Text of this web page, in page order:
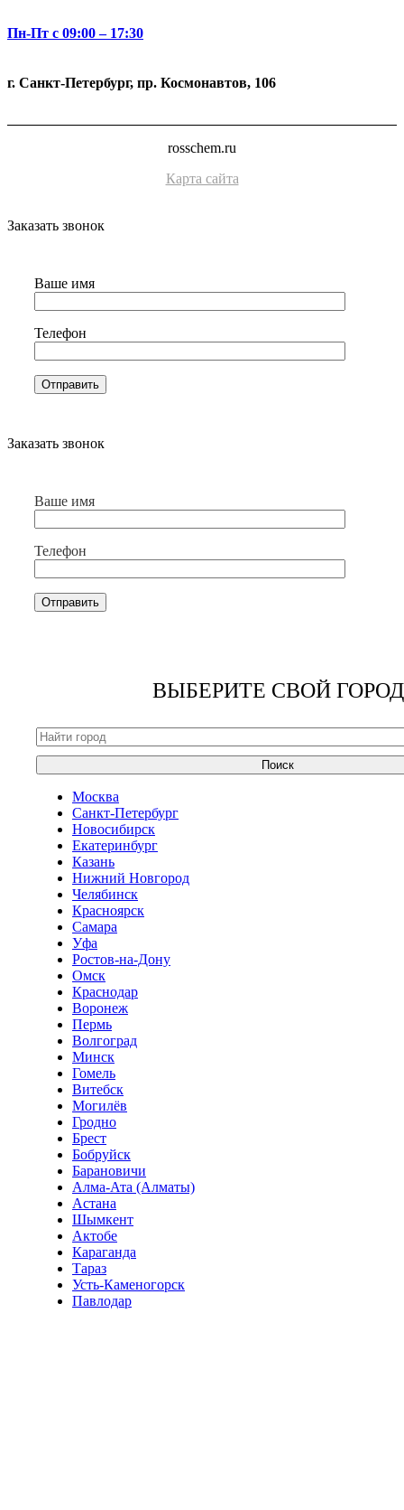
Пн-Пт с 09:00 – 17:30
г. Санкт-Петербург, пр. Космонавтов, 106
rosschem.ru
Карта сайта
Заказать звонок
Ваше имя
Телефон
Заказать звонок
Ваше имя
Телефон
ВЫБЕРИТЕ СВОЙ ГОРОД
Поиск
Москва
Санкт-Петербург
Новосибирск
Екатеринбург
Казань
Нижний Новгород
Челябинск
Красноярск
Самара
Уфа
Ростов-на-Дону
Омск
Краснодар
Воронеж
Пермь
Волгоград
Минск
Гомель
Витебск
Могилёв
Гродно
Брест
Бобруйск
Барановичи
Алма-Ата (Алматы)
Астана
Шымкент
Актобе
Караганда
Тараз
Усть-Каменогорск
Павлодар